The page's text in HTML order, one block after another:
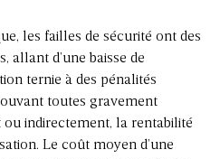
les failles de sécurité ont des
allant d’une baisse de
ternie à des pénalités
toutes gravement
indirectement, la rentabilité
Le coût moyen d’une